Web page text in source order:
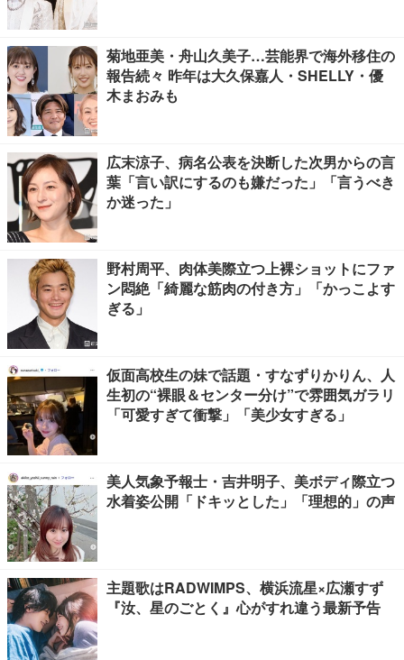
菊地亜美・舟山久美子…芸能界で海外移住の
報告続々 昨年は大久保嘉人・SHELLY・優
木まおみも
広末涼子、病名公表を決断した次男からの言
葉「言い訳にするのも嫌だった」「言うべき
か迷った」
野村周平、肉体美際立つ上裸ショットにファ
ン悶絶「綺麗な筋肉の付き方」「かっこよす
ぎる」
仮面高校生の妹で話題・すなずりかりん、人
生初の“裸眼＆センター分け”で雰囲気ガラリ
「可愛すぎて衝撃」「美少女すぎる」
美人気象予報士・吉井明子、美ボディ際立つ
水着姿公開「ドキッとした」「理想的」の声
主題歌はRADWIMPS、横浜流星×広瀬すず
『汝、星のごとく』心がすれ違う最新予告